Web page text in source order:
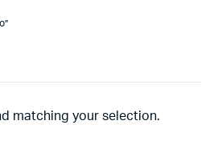
matching your selection.